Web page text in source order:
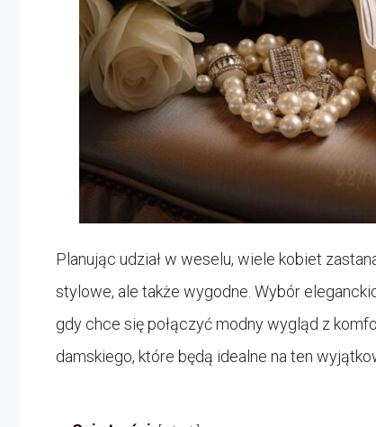
Planując udział w weselu, wiele kobiet
stylowe, ale także wygodne. Wybór
gdy chce się połączyć modny wygląd z
damskiego, które będą idealne na ten